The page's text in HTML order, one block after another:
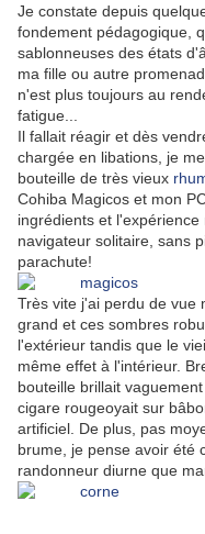
Je constate depuis
fondement pédagogique,
sablonneuses des états
ma fille ou autre
n'est plus toujours au
fatigue...
Il fallait réagir et dès
chargée en libations, je
bouteille de très vieux
Cohiba Magicos et mon
ingrédients et
navigateur solitaire, sans
parachute!
Très vite j'ai perdu de vue
grand et ces sombres
l'extérieur tandis que le
même effet à l'intérieur.
bouteille brillait
cigare rougeoyait sur
artificiel. De plus, pas
brume, je pense avoir été
randonneur diurne que